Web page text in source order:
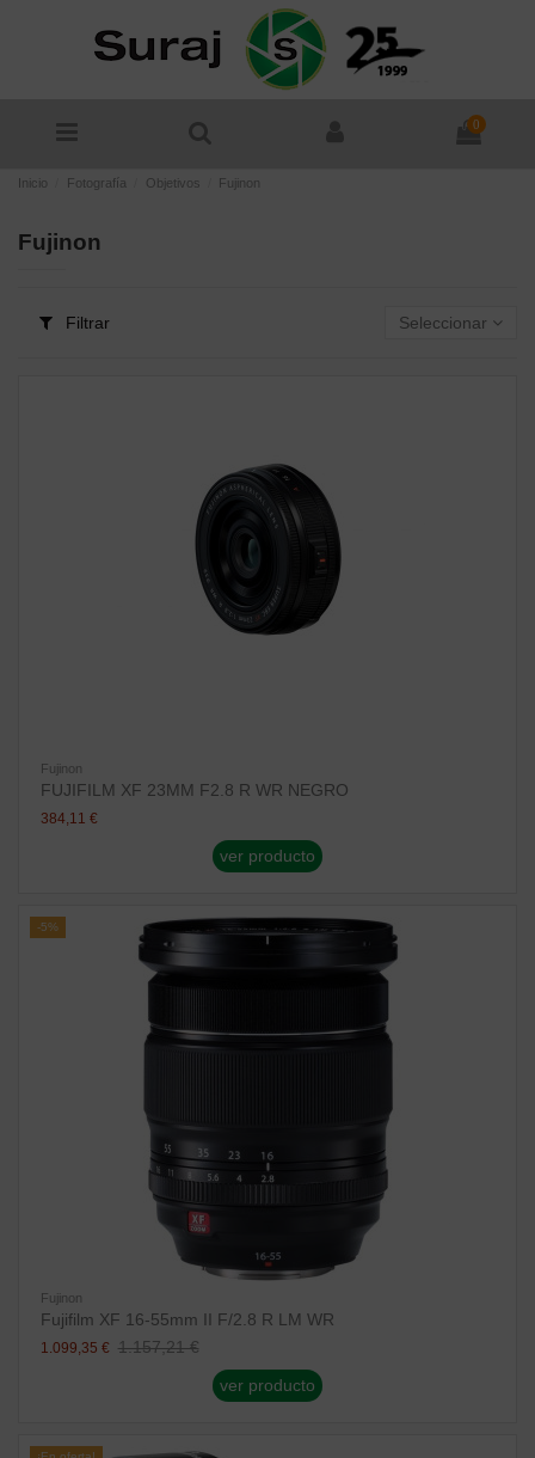
0
Inicio Fotografía Objetivos Fujinon
Fujinon
Filtrar Seleccionar
Fujinon
FUJIFILM XF 23MM F2.8 R WR NEGRO
384,11 €
ver producto
-5%
Fujinon
Fujifilm XF 16-55mm II F/2.8 R LM WR
1.099,35 € 1.157,21 €
ver producto